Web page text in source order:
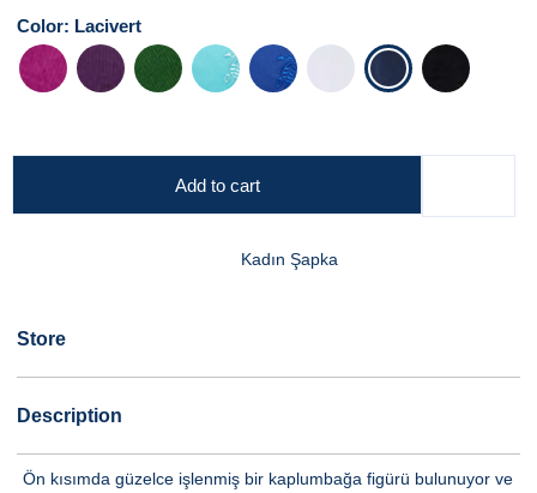
Color: Lacivert
Add to cart
Kadın Şapka
Store
Description
Ön kısımda güzelce işlenmiş bir kaplumbağa figürü bulunuyor ve